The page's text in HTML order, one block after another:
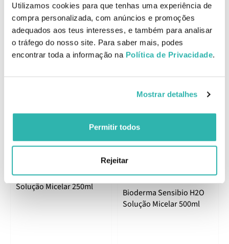
Utilizamos cookies para que tenhas uma experiência de
compra personalizada, com anúncios e promoções
adequados aos teus interesses, e também para analisar
o tráfego do nosso site. Para saber mais, podes
encontrar toda a informação na Política de Privacidade.
Mostrar detalhes
Permitir todos
Rejeitar
Caprylic/Capric Triglyceride, Dimethicone, Glycyrrhetinic Acid,
Sorbitan Sesquioleate, Piroctone Olamine, Glyceryl Undecylenate,
Climbazole, Mannitol, Xylitol, Rhamnose, Fructooligosaccharides,
Laminaria Ochroleuca Extract, Cetyl Alcohol, Carbomer,
Sclerotium Gum, Sodium Hydroxide, Phenoxyethanol.
Produtos Relacionados
Bioderma Sensibio H2O
Solução Micelar 250ml
Melhor Preço
Bioderma Sensibio H2O
Solução Micelar 500ml